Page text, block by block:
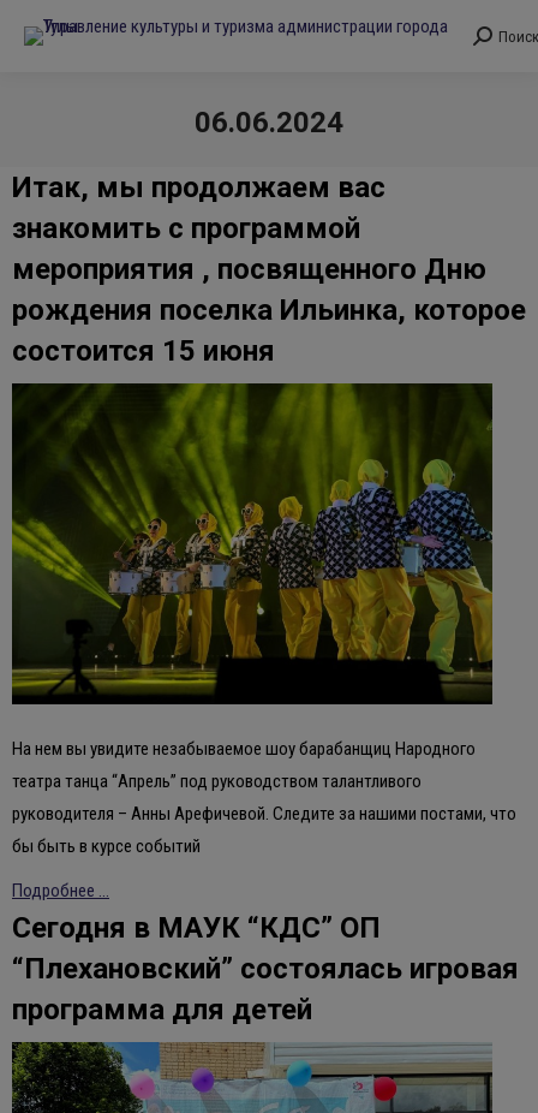
Поиск:
Поиск
06.06.2024
Итак, мы продолжаем вас
знакомить с программой
мероприятия , посвященного Дню
рождения поселка Ильинка, которое
состоится 15 июня
На нем вы увидите незабываемое шоу барабанщиц Народного
театра танца “Апрель” под руководством талантливого
руководителя – Анны Арефичевой. Следите за нашими постами, что
бы быть в курсе событий
Подробнее ...
Сегодня в МАУК “КДС” ОП
“Плехановский” состоялась игровая
программа для детей